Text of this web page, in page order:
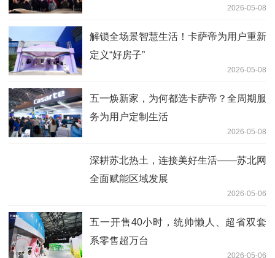
2026-05-08
解锁全场景智慧生活！卡萨帝为用户重新
定义“好房子”
2026-05-08
五一焕新家，为何都选卡萨帝？全周期服
务为用户定制生活
2026-05-08
深耕苏北热土，连接美好生活——苏北网
全面赋能区域发展
2026-05-06
五一开售40小时，统帅懒人、超省双套
系零售超万台
2026-05-06